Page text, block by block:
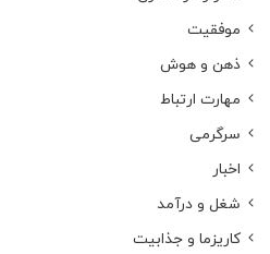
موفقیت
ذهن و هوش
مهارت ارتباط
سرگرمی
اخبار
شغل و درآمد
کاریزما و جذابیت